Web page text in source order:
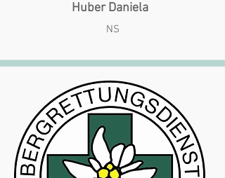
Huber Daniela
NS